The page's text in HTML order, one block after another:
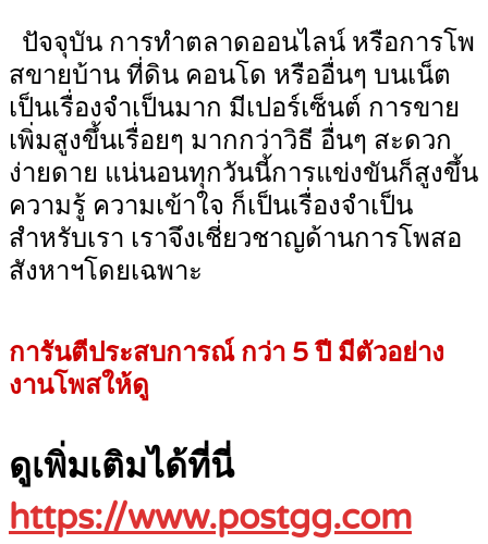
ปัจจุบัน การทำตลาดออนไลน์ หรือการโพ
สขายบ้าน ที่ดิน คอนโด หรืออื่นๆ บนเน็ต
เป็นเรื่องจำเป็นมาก มีเปอร์เซ็นต์ การขาย
เพิ่มสูงขึ้นเรื่อยๆ มากกว่าวิธี อื่นๆ สะดวก
ง่ายดาย แน่นอนทุกวันนี้การแข่งขันก็สูงขึ้น
ความรู้ ความเข้าใจ ก็เป็นเรื่องจำเป็น
สำหรับเรา เราจึงเชี่ยวชาญด้านการโพสอ
สังหาฯโดยเฉพาะ
การันตีประสบการณ์ กว่า 5 ปี มีตัวอย่าง
งานโพสให้ดู
ดูเพิ่มเติมได้ที่นี่
https://www.postgg.com